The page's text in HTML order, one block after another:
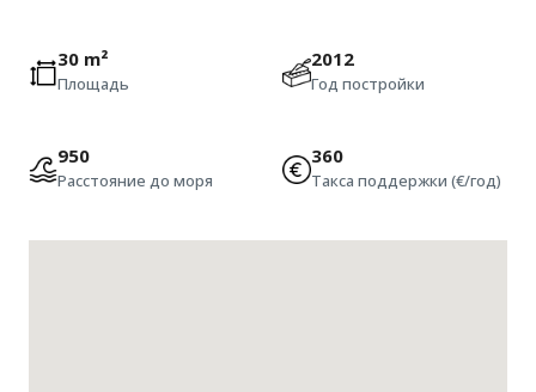
30 m²
Площадь
2012
Год постройки
950
Расстояние до моря
360
Такса поддержки (€/год)